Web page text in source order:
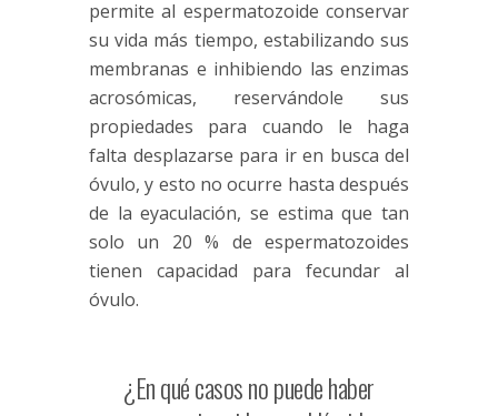
permite al espermatozoide conservar
su vida más tiempo, estabilizando sus
membranas e inhibiendo las enzimas
acrosómicas, reservándole sus
propiedades para cuando le haga
falta desplazarse para ir en busca del
óvulo, y esto no ocurre hasta después
de la eyaculación, se estima que tan
solo un 20 % de espermatozoides
tienen capacidad para fecundar al
óvulo.
¿En qué casos no puede haber